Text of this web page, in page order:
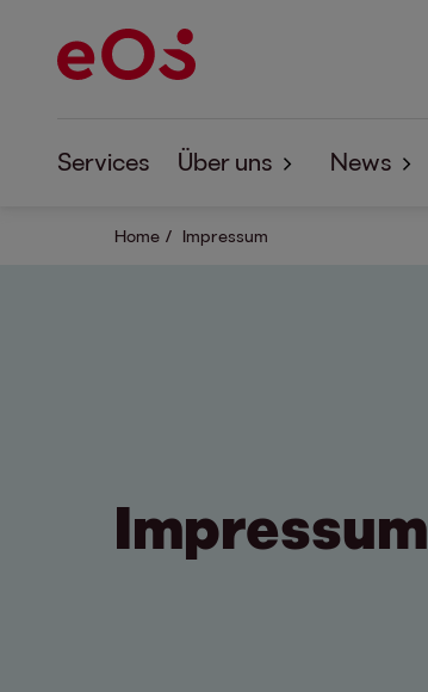
Services Über uns
Über EOS
News
Home Impressum
Impressum